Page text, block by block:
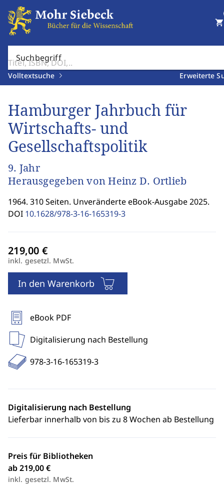
Suchbegriff
Volltextsuche Erweiterte
shopping_cart
Hamburger Jahrbuch für
Wirtschafts- und
Gesellschaftspolitik
9. Jahr
Herausgegeben von Heinz D. Ortlieb
1964. 310 Seiten. Unveränderte eBook-Ausgabe 2025.
DOI 10.1628/978-3-16-165319-3
inkl. gesetzl. MwSt.
In den Warenkorb
eBook PDF
Digitalisierung nach Bestellung
978-3-16-165319-3
Digitalisierung nach Bestellung
Lieferbar innerhalb von bis zu 8 Wochen ab Bestellung
Preis für Bibliotheken
ab 219,00 €
inkl. gesetzl. MwSt.